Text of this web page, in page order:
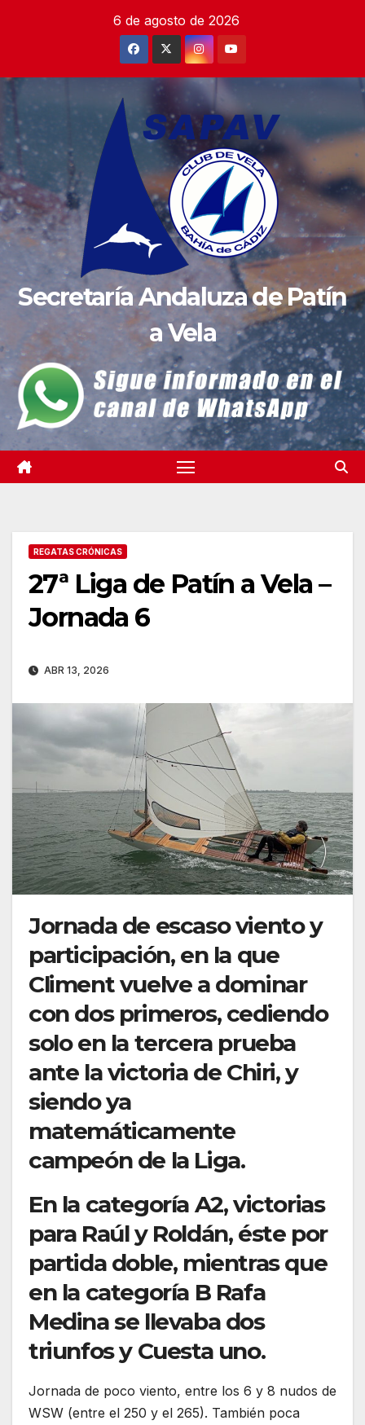
6 de agosto de 2026
Secretaría Andaluza de Patín
a Vela
REGATAS CRÓNICAS
27ª Liga de Patín a Vela –
Jornada 6
ABR 13, 2026
Jornada de escaso viento y
participación, en la que
Climent vuelve a dominar
con dos primeros, cediendo
solo en la tercera prueba
ante la victoria de Chiri, y
siendo ya
matemáticamente
campeón de la Liga.
En la categoría A2, victorias
para Raúl y Roldán, éste por
partida doble, mientras que
en la categoría B Rafa
Medina se llevaba dos
triunfos y Cuesta uno.
Jornada de poco viento, entre los 6 y 8 nudos de
WSW (entre el 250 y el 265). También poca